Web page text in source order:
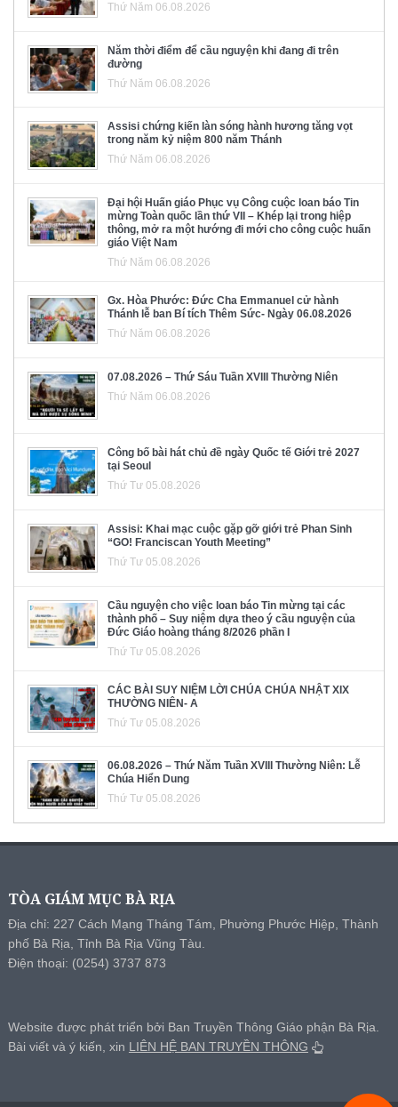
Thứ Năm 06.08.2026
Năm thời điểm để cầu nguyện khi đang đi trên
đường
Thứ Năm 06.08.2026
Assisi chứng kiến làn sóng hành hương tăng vọt
trong năm kỷ niệm 800 năm Thánh
Thứ Năm 06.08.2026
Đại hội Huấn giáo Phục vụ Công cuộc loan báo Tin
mừng Toàn quốc lần thứ VII – Khép lại trong hiệp
thông, mở ra một hướng đi mới cho công cuộc huấn
giáo Việt Nam
Thứ Năm 06.08.2026
Gx. Hòa Phước: Đức Cha Emmanuel cử hành
Thánh lễ ban Bí tích Thêm Sức- Ngày 06.08.2026
Thứ Năm 06.08.2026
07.08.2026 – Thứ Sáu Tuần XVIII Thường Niên
Thứ Năm 06.08.2026
Công bố bài hát chủ đề ngày Quốc tế Giới trẻ 2027
tại Seoul
Thứ Tư 05.08.2026
Assisi: Khai mạc cuộc gặp gỡ giới trẻ Phan Sinh
“GO! Franciscan Youth Meeting”
Thứ Tư 05.08.2026
Cầu nguyện cho việc loan báo Tin mừng tại các
thành phố – Suy niệm dựa theo ý cầu nguyện của
Đức Giáo hoàng tháng 8/2026 phần I
Thứ Tư 05.08.2026
CÁC BÀI SUY NIỆM LỜI CHÚA CHÚA NHẬT XIX
THƯỜNG NIÊN- A
Thứ Tư 05.08.2026
06.08.2026 – Thứ Năm Tuần XVIII Thường Niên: Lễ
Chúa Hiển Dung
Thứ Tư 05.08.2026
TÒA GIÁM MỤC BÀ RỊA
Địa chỉ: 227 Cách Mạng Tháng Tám, Phường Phước Hiệp, Thành
phố Bà Rịa, Tỉnh Bà Rịa Vũng Tàu.
Điện thoại: (0254) 3737 873
Website được phát triển bởi Ban Truyền Thông Giáo phận Bà Rịa.
Bài viết và ý kiến, xin LIÊN HỆ BAN TRUYỀN THÔNG